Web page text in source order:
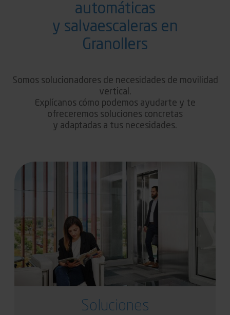
automáticas
y salvaescaleras en
Granollers
Somos solucionadores de necesidades de movilidad
vertical.
Explícanos cómo podemos ayudarte y te
ofreceremos soluciones concretas
y adaptadas a tus necesidades.
Soluciones